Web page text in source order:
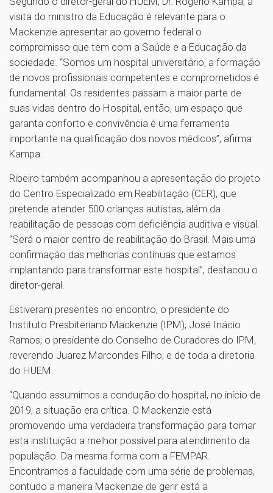
visita do ministro da Educação é relevante para o
Mackenzie apresentar ao governo federal o
compromisso que tem com a Saúde e a Educação da
sociedade. “Somos um hospital universitário, a formação
de novos profissionais competentes e comprometidos é
fundamental. Os residentes passam a maior parte de
suas vidas dentro do Hospital, então, um espaço que
garanta conforto e convivência é uma ferramenta
importante na qualificação dos novos médicos”, afirma
Kampa.
Ribeiro também acompanhou a apresentação do projeto
do Centro Especializado em Reabilitação (CER), que
pretende atender 500 crianças autistas, além da
reabilitação de pessoas com deficiência auditiva e visual.
“Será o maior centro de reabilitação do Brasil. Mais uma
confirmação das melhorias contínuas que estamos
implantando para transformar este hospital”, destacou o
diretor-geral.
Estiveram presentes no encontro, o presidente do
Instituto Presbiteriano Mackenzie (IPM), José Inácio
Ramos; o presidente do Conselho de Curadores do IPM,
reverendo Juarez Marcondes Filho; e de toda a diretoria
do HUEM.
“Quando assumimos a condução do hospital, no início de
2019, a situação era crítica. O Mackenzie está
promovendo uma verdadeira transformação para tornar
esta instituição a melhor possível para atendimento da
população. Da mesma forma com a FEMPAR.
Encontramos a faculdade com uma série de problemas,
contudo a maneira Mackenzie de gerir está a